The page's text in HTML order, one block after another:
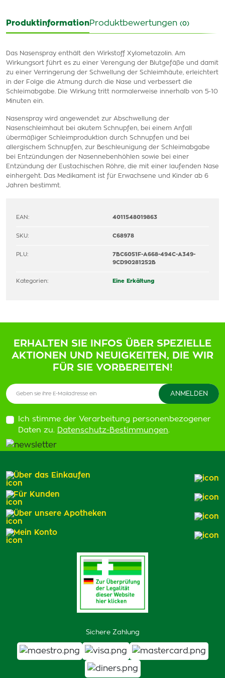
ProduktinformationProduktbewertungen (0)
Das Nasenspray enthält den Wirkstoff Xylometazolin. Am
Wirkungsort führt es zu einer Verengung der Blutgefäße und damit
zu einer Verringerung der Schwellung der Schleimhäute, erleichtert
in der Folge die Atmung durch die Nase und verbessert die
Schleimabgabe. Die Wirkung tritt normalerweise innerhalb von 5-10
Minuten ein.
Nasenspray wird angewendet zur Abschwellung der
Nasenschleimhaut bei akutem Schnupfen, bei einem Anfall
übermäßiger Schleimproduktion durch Schnupfen und bei
allergischem Schnupfen, zur Beschleunigung der Schleimabgabe
bei Entzündungen der Nasennebenhöhlen sowie bei einer
Entzündung der Eustachischen Röhre, die mit einer laufenden Nase
einhergeht. Das Medikament ist für Erwachsene und Kinder ab 6
Jahren bestimmt.
EAN: 4011548019863
SKU: C68978
PLU:
7BC6051F-A668-494C-A349-
9CD90281252B
Kategorien: Eine Erkältung
ERHALTEN SIE INFOS ÜBER SPEZIELLE
AKTIONEN UND NEUIGKEITEN, DIE WIR
FÜR SIE VORBEREITEN!
Ich stimme der Verarbeitung personenbezogener
Daten zu. Datenschutz-Bestimmungen.
Sichere Zahlung
Über das Einkaufen
Für Kunden
Über unsere Apotheken
Mein Konto